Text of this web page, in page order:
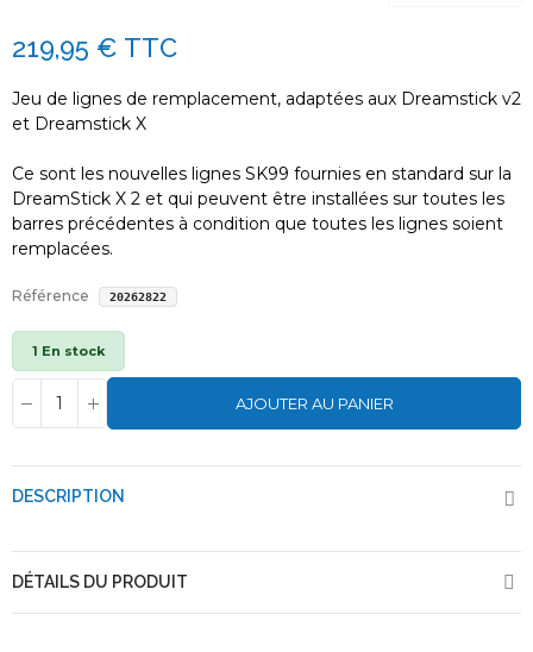
219,95 € TTC
Jeu de lignes de remplacement, adaptées aux Dreamstick v2
et Dreamstick X
Ce sont les nouvelles lignes SK99 fournies en standard sur la
DreamStick X 2 et qui peuvent être installées sur toutes les
barres précédentes à condition que toutes les lignes soient
remplacées.
Référence 20262822
1 En stock
AJOUTER AU PANIER
DESCRIPTION
DÉTAILS DU PRODUIT